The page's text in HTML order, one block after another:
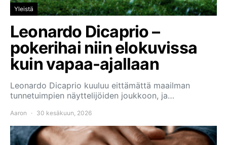
Yleistä
Leonardo Dicaprio –
pokerihai niin elokuvissa
kuin vapaa-ajallaan
Leonardo Dicaprio kuuluu eittämättä maailman
tunnetuimpien näyttelijöiden joukkoon, ja…
Aaron 30 kesäkuun, 2026